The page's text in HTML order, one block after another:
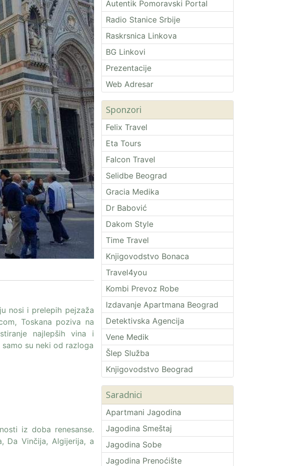
nosi i prelepih pejzaža
Toskana poziva na
najlepših vina i
su neki od razloga
iz doba renesanse.
Da Vinčija, Algijerija, a
Autentik Pomoravski Portal
Radio Stanice Srbije
Raskrsnica Linkova
BG Linkovi
Prezentacije
Web Adresar
Sponzori
Felix Travel
Eta Tours
Falcon Travel
Selidbe Beograd
Gracia Medika
Dr Babović
Dakom Style
Time Travel
Knjigovodstvo Bonaca
Travel4you
Kombi Prevoz Robe
Izdavanje Apartmana Beograd
Detektivska Agencija
Vene Medik
Šlep Služba
Knjigovodstvo Beograd
Saradnici
Apartmani Jagodina
Jagodina Smeštaj
Jagodina Sobe
Jagodina Prenoćište